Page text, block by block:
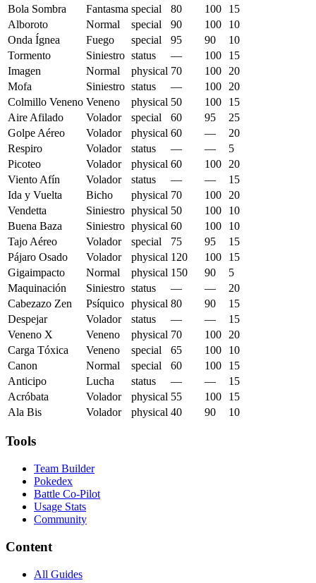
Bola Sombra
Fantasma special 80 100
15
Alboroto
Normal special 90 100
10
Onda Ígnea
Fuego special 95 90
10
Tormento
Siniestro status — 100
15
Imagen
Normal physical 70 100
20
Mofa
Siniestro status — 100
20
Colmillo Veneno Veneno physical 50 100
15
Aire Afilado
Volador special 60 95
25
Golpe Aéreo
Volador physical 60 —
20
Respiro
Volador status — —
5
Picoteo
Volador physical 60 100
20
Viento Afín
Volador status — —
15
Ida y Vuelta
Bicho physical 70 100
20
Vendetta
Siniestro physical 50 100
10
Buena Baza
Siniestro physical 60 100
10
Tajo Aéreo
Volador special 75 95
15
Pájaro Osado
Volador physical 120 100
15
Gigaimpacto
Normal physical 150 90
5
Maquinación
Siniestro status — —
20
Cabezazo Zen
Psíquico physical 80 90
15
Despejar
Volador status — —
15
Veneno X
Veneno physical 70 100
20
Carga Tóxica
Veneno special 65 100
10
Canon
Normal special 60 100
15
Anticipo
Lucha status — —
15
Acróbata
Volador physical 55 100
15
Ala Bis
Volador physical 40 90 10
Tools
Team Builder
Pokedex
Battle Co-Pilot
Usage Stats
Community
Content
All Guides